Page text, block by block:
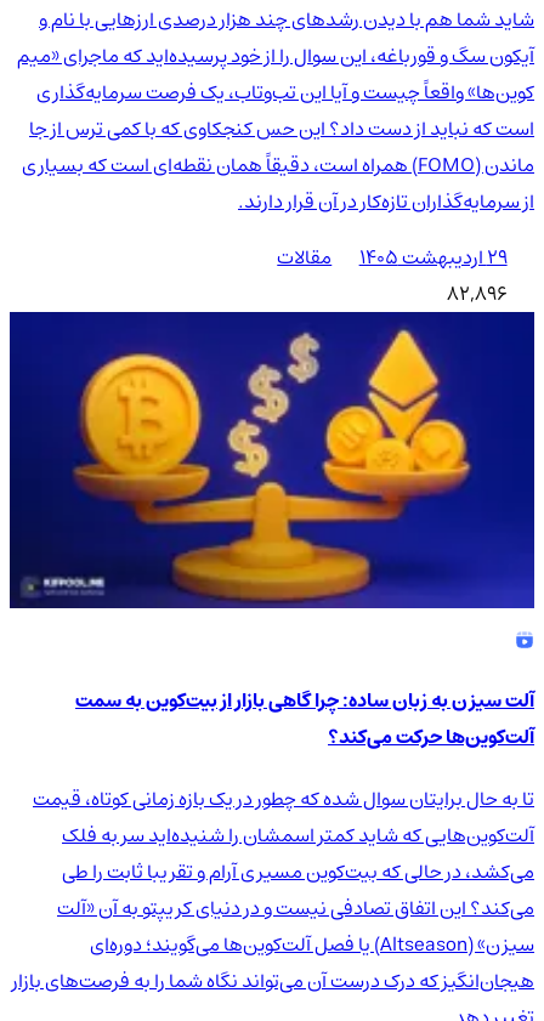
شاید شما هم با دیدن رشدهای چند هزار درصدی ارزهایی با نام و
آیکون سگ و قورباغه، این سوال را از خود پرسیده‌اید که ماجرای «میم
کوین‌ها» واقعاً چیست و آیا این تب‌وتاب، یک فرصت سرمایه‌گذاری
است که نباید از دست داد؟ این حس کنجکاوی که با کمی ترس از جا
ماندن (FOMO) همراه است، دقیقاً همان نقطه‌ای است که بسیاری
از سرمایه‌گذاران تازه‌کار در آن قرار دارند.
۲۹ اردیبهشت ۱۴۰۵
مقالات
82,896
آلت سیزن به زبان ساده: چرا گاهی بازار از بیت‌کوین به سمت
آلت‌کوین‌ها حرکت می‌کند؟
تا به حال برایتان سوال شده که چطور در یک بازه زمانی کوتاه، قیمت
آلت‌کوین‌هایی که شاید کمتر اسمشان را شنیده‌اید سر به فلک
می‌کشد، در حالی که بیت‌کوین مسیری آرام و تقریبا ثابت را طی
می‌کند؟ این اتفاق تصادفی نیست و در دنیای کریپتو به آن «آلت
سیزن» (Altseason) یا فصل آلت‌کوین‌ها می‌گویند؛ دوره‌ای
هیجان‌انگیز که درک درست آن می‌تواند نگاه شما را به فرصت‌های بازار